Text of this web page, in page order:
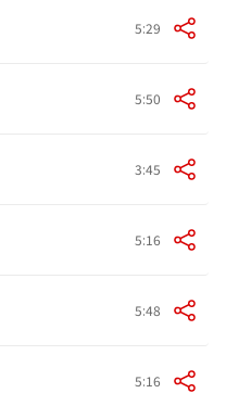
5:29
5:50
3:45
5:16
5:48
5:16